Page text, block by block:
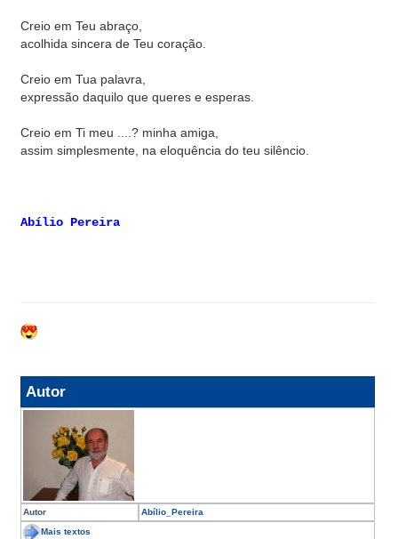
Creio em Teu abraço,
acolhida sincera de Teu coração.
Creio em Tua palavra,
expressão daquilo que queres e esperas.
Creio em Ti meu ....? minha amiga,
assim simplesmente, na eloquência do teu silêncio.
Abílio Pereira
Autor
Autor Abílio_Pereira
Mais textos